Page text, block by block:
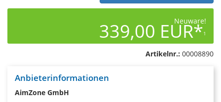
Neuware!
339,00 EUR*1
Artikelnr.: 00008890
Anbieterinformationen
AimZone GmbH